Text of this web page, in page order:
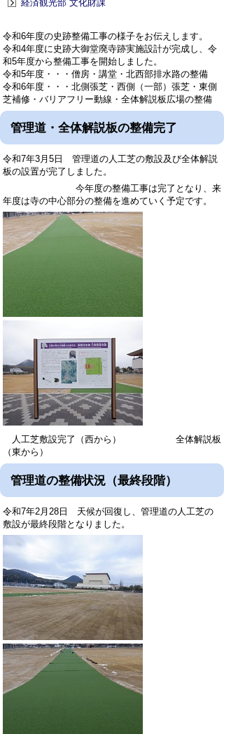
経済観光部 文化財課
令和6年度の史跡整備工事の様子をお伝えします。
令和4年度に史跡大御堂廃寺跡実施設計が完成し、令
和5年度から整備工事を開始しました。
令和5年度・・・僧房・講堂・北西部排水路の整備
令和6年度・・・北側張芝・西側（一部）張芝・東側
芝補修・バリアフリー動線・全体解説板広場の整備
管理道・全体解説板の整備完了
令和7年3月5日 管理道の人工芝の敷設及び全体解説
板の設置が完了しました。
今年度の整備工事は完了となり、来
年度は寺の中心部分の整備を進めていく予定です。
人工芝敷設完了（西から） 全体解説板
（東から）
管理道の整備状況（最終段階）
令和7年2月28日 天候が回復し、管理道の人工芝の
敷設が最終段階となりました。